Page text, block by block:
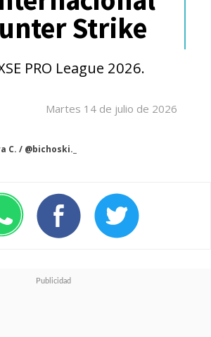
uLeague permitirá
semanales,
destacado y
como el
constante entre
equipos y audiencia
uno de los eventos
más
del país.
Strike
PRO League 2026.
Martes 14 de julio de 2026
C. / @bichoski._